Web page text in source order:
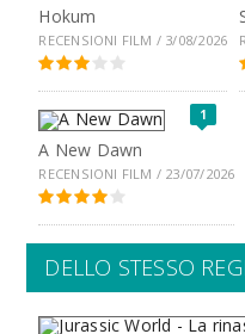
Hokum
RECENSIONI FILM / 3/08/2026
1
A New Dawn
RECENSIONI FILM / 23/07/2026
DELLO STESSO